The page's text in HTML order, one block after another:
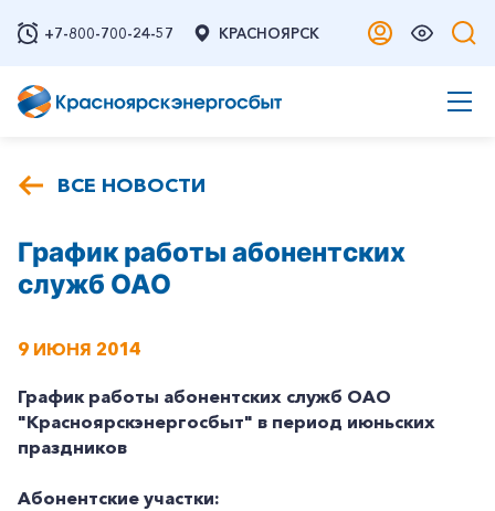
+7-800-700-24-57 КРАСНОЯРСК
ВСЕ НОВОСТИ
График работы абонентских
служб ОАО
9 ИЮНЯ 2014
График работы абонентских служб ОАО
"Красноярскэнергосбыт" в период июньских
праздников
Абонентские участки: